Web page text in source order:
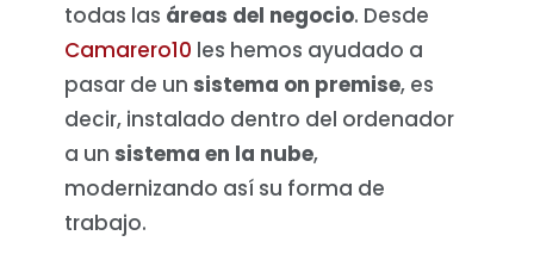
todas las áreas del negocio. Desde
Camarero10 les hemos ayudado a
pasar de un sistema on premise, es
decir, instalado dentro del ordenador
a un sistema en la nube,
modernizando así su forma de
trabajo.